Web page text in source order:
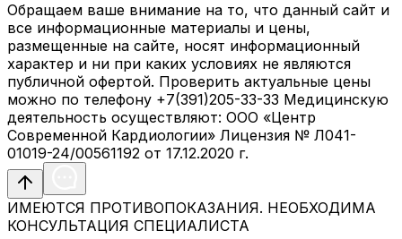
Обращаем ваше внимание на то, что данный сайт и
все информационные материалы и цены,
размещенные на сайте, носят информационный
характер и ни при каких условиях не являются
публичной офертой. Проверить актуальные цены
можно по телефону +7(391)205-33-33 Медицинскую
деятельность осуществляют: ООО «Центр
Современной Кардиологии» Лицензия № Л041-
01019-24/00561192 от 17.12.2020 г.
ИМЕЮТСЯ ПРОТИВОПОКАЗАНИЯ. НЕОБХОДИМА
КОНСУЛЬТАЦИЯ СПЕЦИАЛИСТА